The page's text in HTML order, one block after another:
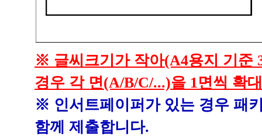
※ 글씨크기가 작아(A4용지 기준
경우 각 면(A/B/C/...)을 1면씩 확
※ 인서트페이퍼가 있는 경우 패
함께 제출합니다.